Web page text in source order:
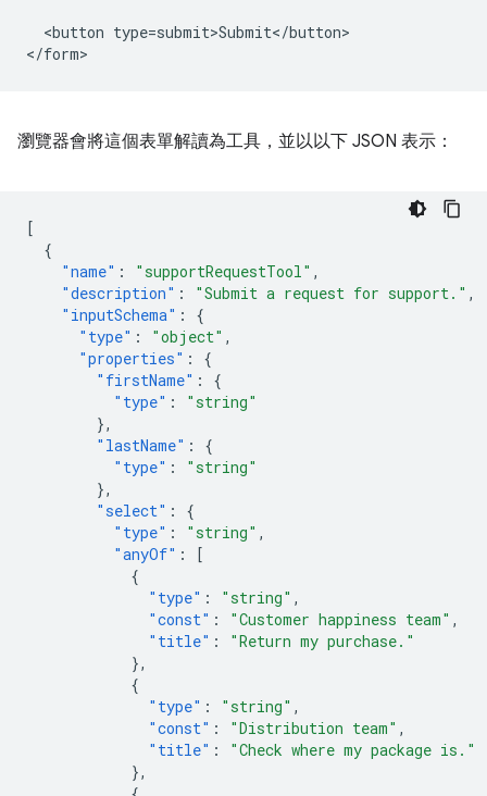
  <button type=submit>Submit</button>
瀏覽器會將這個表單解讀為工具，並以以下 JSON 表示：
[
{
"name" : "supportRequestTool" ,
"description" : "Submit a request for support." ,
"inputSchema" :
{
"type" : "object" ,
"properties" :
{
"firstName" :
{
"type" :
"string"
},
"lastName" :
{
"type" :
"string"
},
"select" :
{
"type" : "string" ,
"anyOf" :
[
{
"type" : "string" ,
"const" : "Customer happiness team" ,
"title" :
"Return my purchase."
},
{
"type" : "string" ,
"const" : "Distribution team" ,
"title" :
"Check where my package is."
},